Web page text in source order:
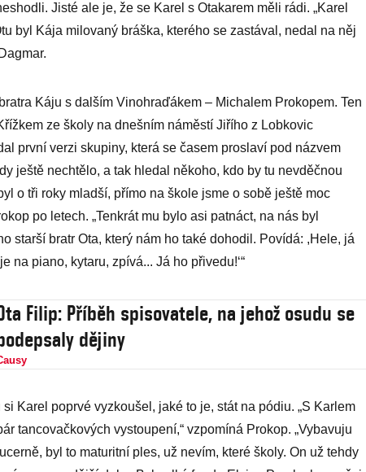
Jisté ale je, že se Karel s Otakarem měli rádi. „Karel
byl Kája milovaný bráška, kterého se zastával, nedal na něj
Káju s dalším Vinohraďákem – Michalem Prokopem. Ten
ze školy na dnešním náměstí Jiřího z Lobkovic
první verzi skupiny, která se časem proslaví pod názvem
ještě nechtělo, a tak hledal někoho, kdo by tu nevděčnou
o tři roky mladší, přímo na škole jsme o sobě ještě moc
po letech. „Tenkrát mu bylo asi patnáct, na nás byl
starší bratr Ota, který nám ho také dohodil. Povídá: ,Hele, já
na piano, kytaru, zpívá... Já ho přivedu!‘“
Filip: Příběh spisovatele, na jehož osudu se
dějiny
Karel poprvé vyzkoušel, jaké to je, stát na pódiu. „S Karlem
tancovačkových vystoupení,“ vzpomíná Prokop. „Vybavuju
byl to maturitní ples, už nevím, které školy. On už tehdy